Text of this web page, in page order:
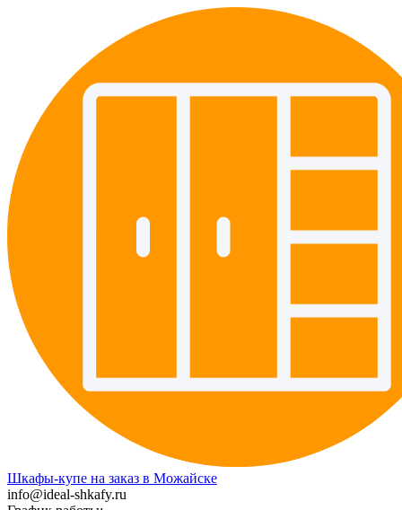
Шкафы-купе на заказ в Можайске
info@ideal-shkafy.ru